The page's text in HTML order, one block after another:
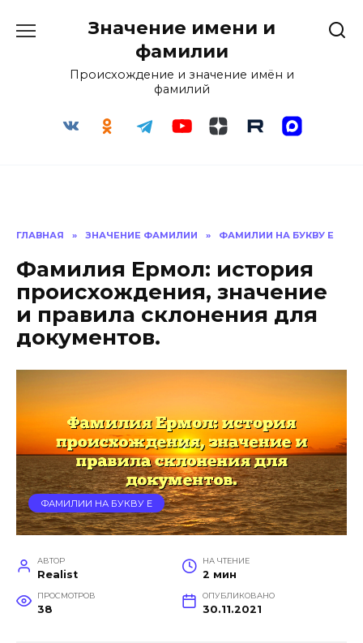
Значение имени и
фамилии
Происхождение и значение имён и
фамилий
ГЛАВНАЯ » ЗНАЧЕНИЕ ФАМИЛИИ » ФАМИЛИИ НА БУКВУ Е
Фамилия Ермол: история
происхождения, значение
и правила склонения для
документов.
ФАМИЛИИ НА БУКВУ Е
АВТОР
Realist
НА ЧТЕНИЕ
2 мин
ПРОСМОТРОВ
38
ОПУБЛИКОВАНО
30.11.2021